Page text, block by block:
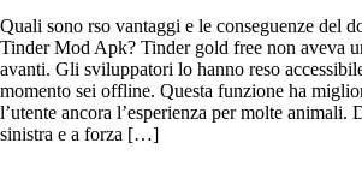
Quali sono rso vantaggi e le conseguenze del
Tinder Mod Apk? Tinder gold free non aveva
avanti. Gli sviluppatori lo hanno reso
momento sei offline. Questa funzione ha
l’utente ancora l’esperienza per molte animali.
sinistra e a forza […]